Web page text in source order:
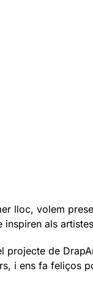
lloc, volem
als
projecte de
i ens fa feliços